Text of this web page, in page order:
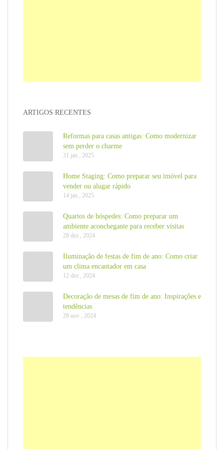
ARTIGOS RECENTES
Reformas para casas antigas: Como modernizar
sem perder o charme
31 jan , 2025
Home Staging: Como preparar seu imóvel para
vender ou alugar rápido
14 jan , 2025
Quartos de hóspedes: Como preparar um
ambiente aconchegante para receber visitas
28 dez , 2024
Iluminação de festas de fim de ano: Como criar
um clima encantador em casa
12 dez , 2024
Decoração de mesas de fim de ano: Inspirações e
tendências
29 nov , 2024